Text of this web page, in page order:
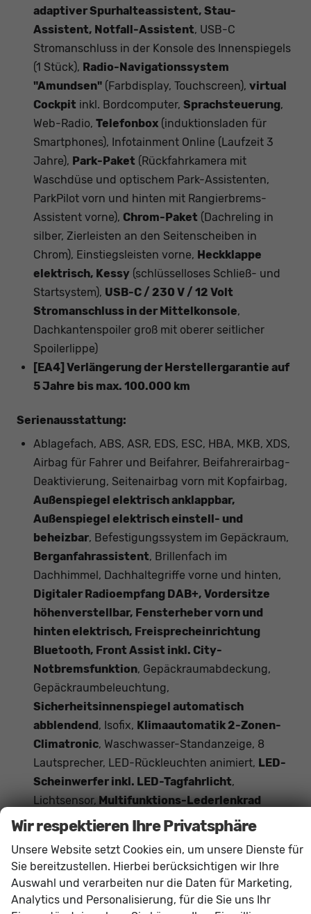
adaptiver Spurhalteassistent, Stau-
Assistent, Notfall-Assistent, USB-C
Stromanschluss in der Konsole des Innenspiegels
(1 Stück), Radio-Navigationssystem
"Amundsen" (Farbdisplay, Touchscreen), virtual
Cockpit inkl. Bordcomputer, Sprachsteuerung,
Web-Radio, Telefonbox (induktionsladen für
Smartphones), Infotainment Online (Laufzeit 3
Jahre), Park-Paket (Rückfahrkamera mit
Waschdüse und optischem Park-Assistenten,
ParkPilot vorn und hinten mit Rangierbrems-
Assistent vorne), Chrom-Paket (Dachreling in
silber, Zierleisten an den Seitenscheiben in
Chrom), Einstiegsleisten vorne, Heckklappe
elektrisch, Kessy (schlüsselloses Schließ- und
Startsystem), USB-C / 230 V / 12 Volt
Stromanschluss in der Mittelkonsole,
Dachkantenspoiler groß mit oberer seitlicher
Spoilerlippe)
[EA4] Verlängerung der Herstellergarantie auf
5 Jahre bis max. 100.000 km
Serienausstattung:
Ablagefach, ABS, ASR, EDS, ESC, HBA, MKB, XDS,
Airbag für Fahrer und Beifahrer, Beifahrerairbag-
Deaktivierung, Seitenairbag vorn mit Kopfairbag,
Außenspiegel elektrisch anklappbar,
Außenspiegel elektrisch einstell- und
beheizbar, Befestigungssystem im Gepäckraum,
Berganfahrassistent, Brillenfach im
Dachhimmel, Dachhaltegriffe vorne und hinten,
Digitaler Radioempfang DAB+, Vordersitze
höhenverstellbar, Fensterheber vorn und
hinten elektrisch, Freisprecheinrichtung
Bluetooth, Front Assist inkl. City-
Notbremsfunktion, Gepäckraumabdeckung,
Gepäckraumbeleuchtung,
Sicherheitsinnenspiegel automatisch
abblendend , Isofix, Klimaautomatik 2-Zonen-
Climatronic, Waschwasser-Standanzeige, 8
Lautsprecher, LED-Rückleuchten animiert, LED-
Scheinwerfer inkl. LED-Tagfahrlicht,
Lichtsensor, Multifunktions-Lederlenkrad
beheizbar, 16 Zoll Leichtmetallräder,
Mittelarmlehne vorn und hinten
Getränkehalter,Müdigkeitserkennung ,
Aufmerksamkeits-Assistent,
Nebelscheinwerfer
Tire-Mobility-Set, Parkbremse elektronisch,
Wir respektieren Ihre Privatsphäre
Unsere Website setzt Cookies ein, um unsere Dienste für
Sie bereitzustellen. Hierbei berücksichtigen wir Ihre
Auswahl und verarbeiten nur die Daten für Marketing,
Analytics und Personalisierung, für die Sie uns Ihr